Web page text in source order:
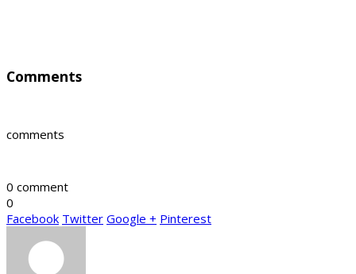
Comments
comments
0 comment
0
Facebook Twitter Google + Pinterest